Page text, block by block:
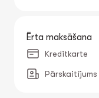
Ērta maksāšana
Kredītkarte
Pārskaitījums